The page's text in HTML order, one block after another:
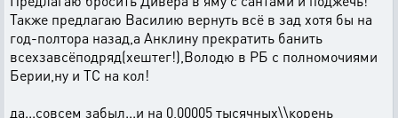
Также предлагаю Василию вернуть всё в зад хотя бы на
год-полтора назад,а Анклину прекратить банить
всехзавсёподряд(хештег!),Володю в РБ с полномочиями
Берии,ну и ТС на кол!
да...совсем забыл...и на 0,00005 тысячных\\корень